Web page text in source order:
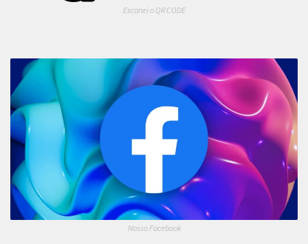
Escanei o QR CODE
Nosso Facebook